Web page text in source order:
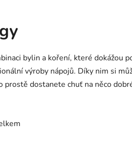
bylin a koření, které dokážou
výroby nápojů. Díky nim si
dostanete chuť na něco